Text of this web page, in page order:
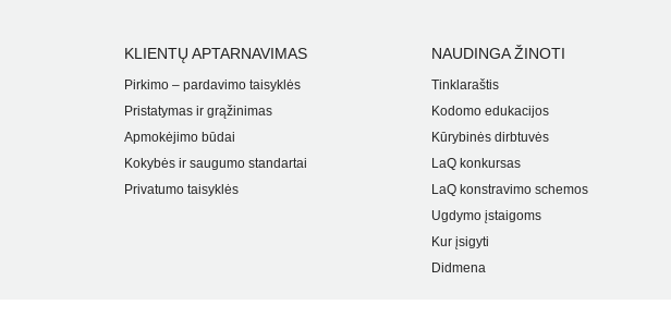
KLIENTŲ APTARNAVIMAS
Pirkimo – pardavimo taisyklės
Pristatymas ir grąžinimas
Apmokėjimo būdai
Kokybės ir saugumo standartai
Privatumo taisyklės
NAUDINGA ŽINOTI
Tinklaraštis
Kodomo edukacijos
Kūrybinės dirbtuvės
LaQ konkursas
LaQ konstravimo schemos
Ugdymo įstaigoms
Kur įsigyti
Didmena